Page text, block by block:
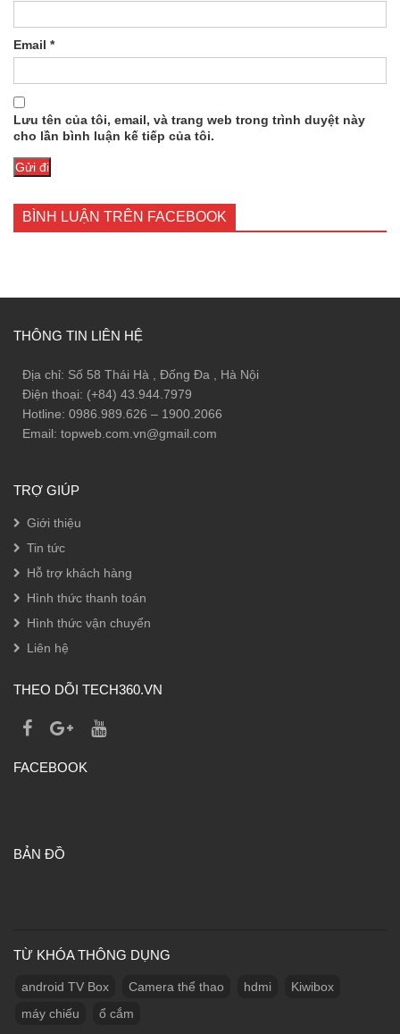
Email *
Lưu tên của tôi, email, và trang web trong trình duyệt này
cho lần bình luận kế tiếp của tôi.
BÌNH LUẬN TRÊN FACEBOOK
THÔNG TIN LIÊN HỆ
Địa chỉ: Số 58 Thái Hà , Đống Đa , Hà Nội
Điện thoại: (+84) 43.944.7979
Hotline: 0986.989.626 – 1900.2066
Email: topweb.com.vn@gmail.com
TRỢ GIÚP
Giới thiệu
Tin tức
Hỗ trợ khách hàng
Hình thức thanh toán
Hình thức vận chuyển
Liên hệ
THEO DÕI TECH360.VN
FACEBOOK
BẢN ĐỒ
TỪ KHÓA THÔNG DỤNG
android TV Box Camera thể thao hdmi
Kiwibox
máy chiếu
ổ cắm